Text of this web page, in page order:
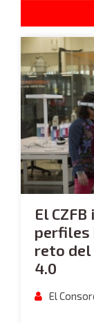
El
perfiles
reto
4.0
El